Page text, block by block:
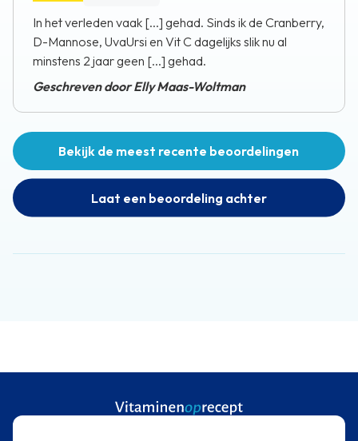
In het verleden vaak [...] gehad. Sinds ik de Cranberry,
D-Mannose, UvaUrsi en Vit C dagelijks slik nu al
minstens 2 jaar geen [...] gehad.
Geschreven door Elly Maas-Woltman
Bekijk de meest recente beoordelingen
Laat een beoordeling achter